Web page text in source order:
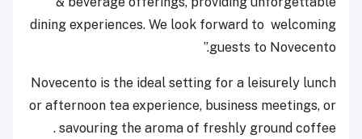
dining experiences. We look forward to welcoming
guests to Novecento.”
Novecento is the ideal setting for a leisurely lunch
or afternoon tea experience, business meetings, or
savouring the aroma of freshly ground coffee.